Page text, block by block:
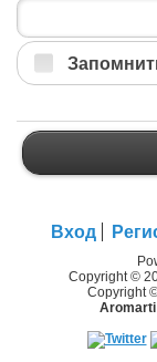
Вход
Copyright ©
Copyright
Aromarti